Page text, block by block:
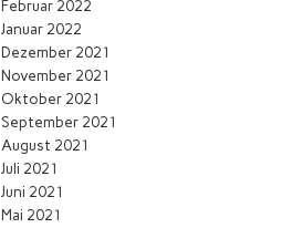
Februar 2022
Januar 2022
Dezember 2021
November 2021
Oktober 2021
September 2021
August 2021
Juli 2021
Juni 2021
Mai 2021